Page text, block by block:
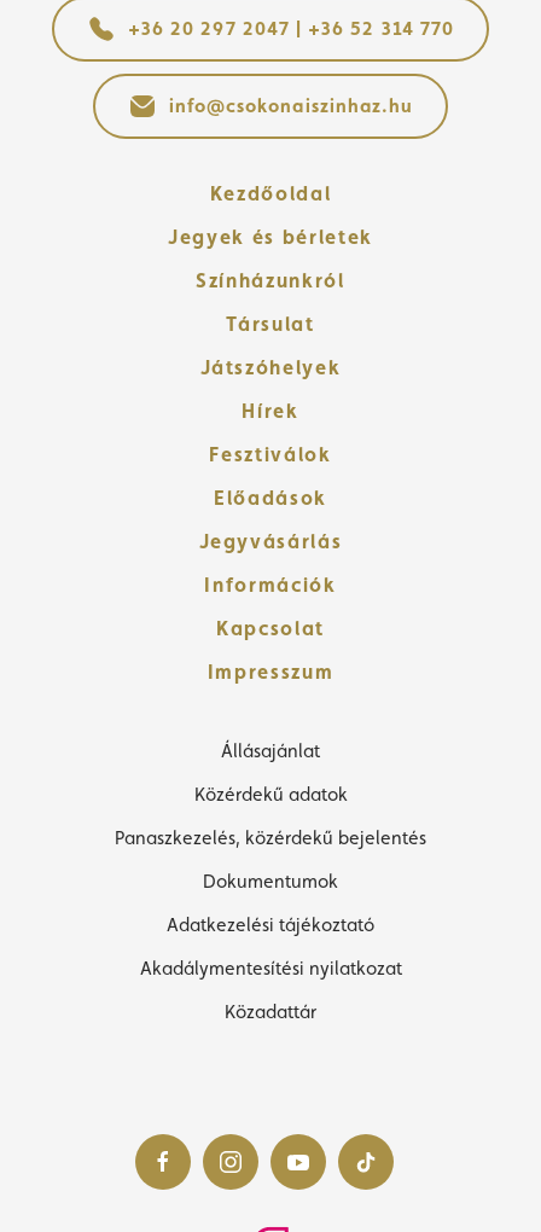
+36 20 297 2047 | +36 52 314 770
info@csokonaiszinhaz.hu
Kezdőoldal
Jegyek és bérletek
Színházunkról
Társulat
Játszóhelyek
Hírek
Fesztiválok
Előadások
Jegyvásárlás
Információk
Kapcsolat
Impresszum
Állásajánlat
Közérdekű adatok
Panaszkezelés, közérdekű bejelentés
Dokumentumok
Adatkezelési tájékoztató
Akadálymentesítési nyilatkozat
Közadattár